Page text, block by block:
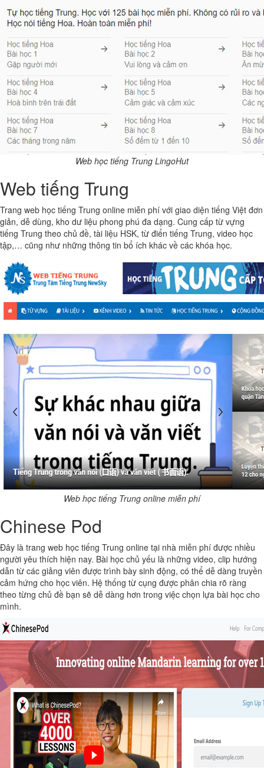
Web học tiếng Trung LingoHut
Web tiếng Trung
Trang web học tiếng Trung online miễn phí với giao diện tiếng Việt đơn
giản, dễ dùng, kho dư liệu phong phú đa dạng. Cung cấp từ vựng
tiếng Trung theo chủ đề, tài liệu HSK, từ điển tiếng Trung, video học
tập,… cũng như những thông tin bổ ích khác về các khóa học.
Web học tiếng Trung online miễn phí
Chinese Pod
Đây là trang web học tiếng Trung online tại nhà miễn phí được nhiều
người yêu thích hiện nay. Bài học chủ yếu là những video, clip hướng
dẫn từ các giảng viên được trình bày sinh động, có thể dễ dàng truyền
cảm hứng cho học viên. Hệ thống từ cụng được phân chia rõ ràng
theo từng chủ đề bạn sẽ dễ dàng hơn trong việc chọn lựa bài học cho
mình.